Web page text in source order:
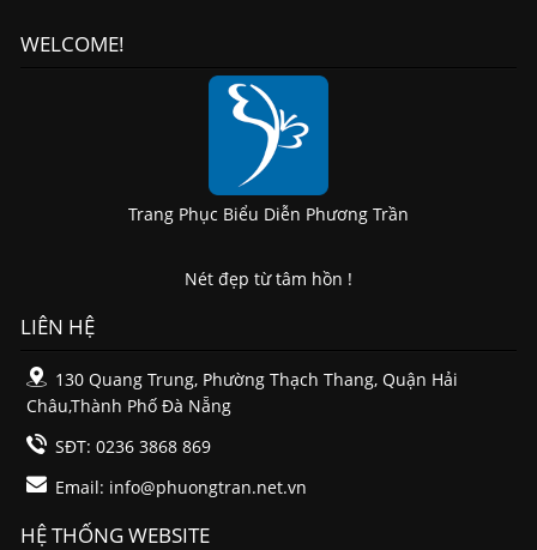
WELCOME!
Trang Phục Biểu Diễn Phương Trần
Nét đẹp từ tâm hồn !
LIÊN HỆ
130 Quang Trung, Phường Thạch Thang, Quận Hải
Châu,Thành Phố Đà Nẵng
SĐT: 0236 3868 869
Email: info@phuongtran.net.vn
HỆ THỐNG WEBSITE